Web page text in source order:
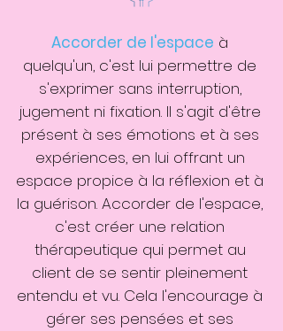
Accorder de l'espace à
quelqu'un, c'est lui permettre de
s'exprimer sans interruption,
jugement ni fixation. Il s'agit d'être
présent à ses émotions et à ses
expériences, en lui offrant un
espace propice à la réflexion et à
la guérison. Accorder de l'espace,
c'est créer une relation
thérapeutique qui permet au
client de se sentir pleinement
entendu et vu. Cela l'encourage à
gérer ses pensées et ses